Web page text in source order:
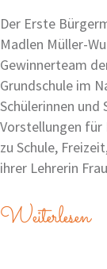
Der Erste
Madlen Müller-
Gewinnerteam
Grundschule im
Schülerinnen und
Vorstellungen für
zu Schule,
ihrer Lehrerin
Weiterlesen